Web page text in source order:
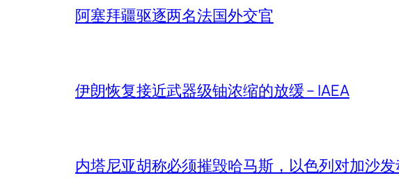
阿塞拜疆驱逐两名法国外交官
伊朗恢复接近武器级铀浓缩的放缓 – IAEA
内塔尼亚胡称必须摧毁哈马斯，以色列对加沙